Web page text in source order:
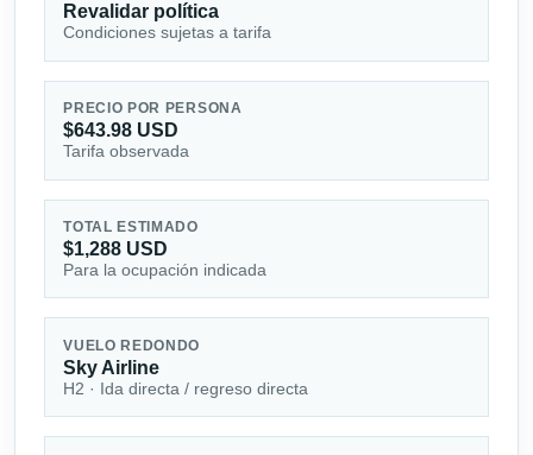
Revalidar política
Condiciones sujetas a tarifa
PRECIO POR PERSONA
$643.98 USD
Tarifa observada
TOTAL ESTIMADO
$1,288 USD
Para la ocupación indicada
VUELO REDONDO
Sky Airline
H2 · Ida directa / regreso directa